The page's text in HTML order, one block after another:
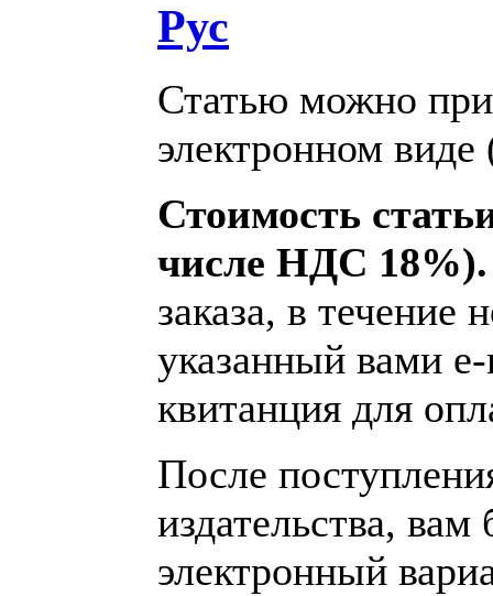
Рус
Статью можно
электронном виде
Стоимость
числе НДС
заказа, в течение
указанный вами
квитанция для
После
издательства, вам
электронный